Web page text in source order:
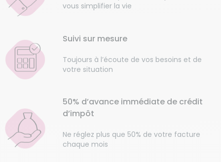
vous simplifier la vie
Suivi sur mesure
Toujours à l’écoute de vos besoins et de
votre situation
50% d’avance immédiate de crédit
d’impôt
Ne réglez plus que 50% de votre facture
chaque mois